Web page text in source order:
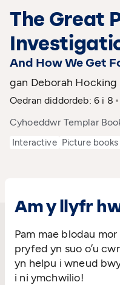
The Great
And How We Get
gan Deborah Hocking
Oedran diddordeb: 6 i 8
Cyhoeddwr Templar
Interactive Picture books
Am y llyfr
Pam mae blodau
pryfed yn suo o’u
yn helpu i wneud
i ni ymchwilio!